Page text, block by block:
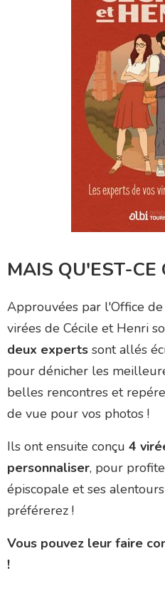
MAIS QU'EST-CE
Approuvées par l'Office
virées de Cécile et Henri
deux experts sont allés
pour dénicher les
belles rencontres et
de vue pour vos photos !
Ils ont ensuite conçu 4
personnaliser, pour
épiscopale et ses
préférerez !
Vous pouvez leur faire
!